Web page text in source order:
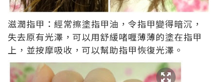
滋潤指甲：經常擦塗指甲油，令指甲變得暗沉，
失去原有光澤，可以用舒緩啫喱薄薄的塗在指甲
上，並按摩吸收，可以幫助指甲恢復光澤。